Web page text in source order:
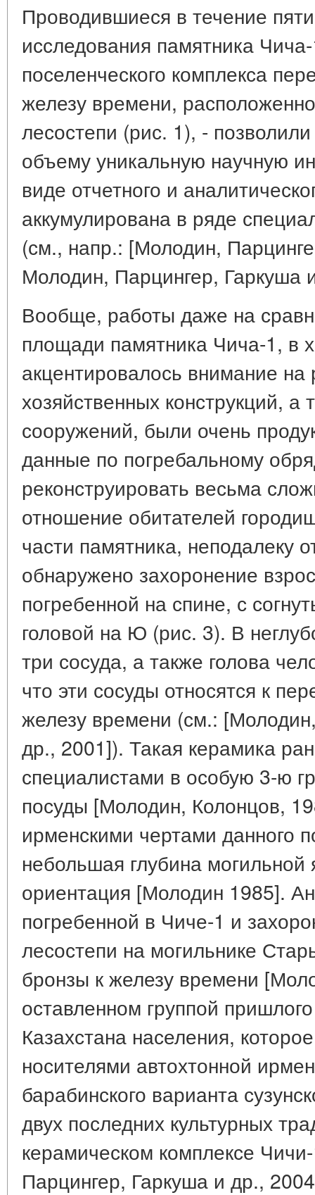
Проводившиеся в течение
исследования памятника
поселенческого комплекса
железу времени,
лесостепи (рис. 1), -
объему уникальную научную
виде отчетного и
аккумулирована в ряде
(см., напр.: [Молодин,
Молодин, Парцингер, Гаркуша
Вообще, работы даже на
площади памятника Чича-1, в
акцентировалось внимание
хозяйственных конструкций,
сооружений, были очень
данные по погребальному
реконструировать весьма
отношение обитателей
части памятника, неподалеку
обнаружено захоронение
погребенной на спине, с
головой на Ю (рис. 3). В
три сосуда, а также голова
что эти сосуды относятся к
железу времени (см.:
др., 2001]). Такая керамика
специалистами в особую 3-ю
посуды [Молодин, Колонцов,
ирменскими чертами данного
небольшая глубина
ориентация [Молодин 1985].
погребенной в Чиче-1 и
лесостепи на могильнике
бронзы к железу времени
оставленном группой
Казахстана населения,
носителями автохтонной
барабинского варианта
двух последних культурных
керамическом комплексе
Парцингер, Гаркуша и др.,